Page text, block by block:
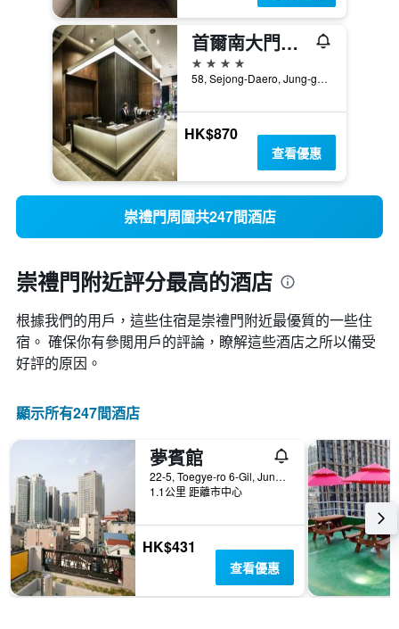
首爾南大門輝盛坊國際公寓
4星級
58, Sejong-Daero, Jung-gu, 首爾, 韓國
HK$870
查看優惠
崇禮門周圍共247間酒店
崇禮門附近評分最高的酒店
根據我們的用戶，這些住宿是崇禮門​附近最優質的一些住
宿。 確保你有參閲用戶的評論，瞭解這些酒店之所以備受
好評的原因。
顯示所有247間酒店
夢賓館
22-5, Toegye-ro 6-Gil, Jung-gu, 首爾, 韓國
1.1公里 距離市中心
HK$431
查看優惠